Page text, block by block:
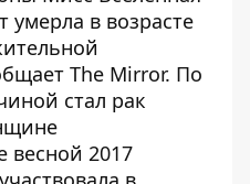
умерла в возрасте
The Mirror. По
стал рак
весной 2017